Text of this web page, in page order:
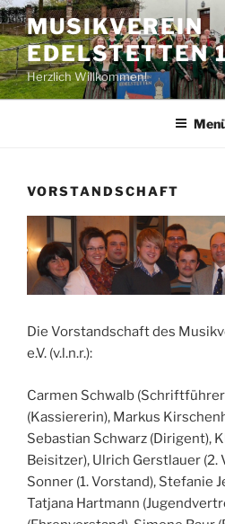
Zum
Inhalt
springen
MUSIKVEREIN
EDELSTETTEN
Herzlich Willkommen!
VORSTANDSCHAFT
Die Vorstandschaft des
e.V. (v.l.n.r.):
Carmen Schwalb
(Kassiererin), Markus
Sebastian Schwarz (Dirigent),
Beisitzer), Ulrich Gerstlauer (2.
Sonner (1. Vorstand), Stefanie
Tatjana Hartmann